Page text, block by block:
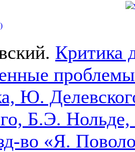
Критика
Ю.
Б.Э.
во «Я.